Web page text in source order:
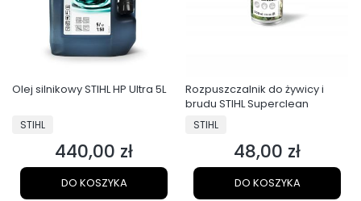
Olej silnikowy STIHL HP Ultra 5L
PRODUCENT
STIHL
Cena
440,00 zł
DO KOSZYKA
Rozpuszczalnik do żywicy i
brudu STIHL Superclean
PRODUCENT
STIHL
Cena
48,00 zł
DO KOSZYKA